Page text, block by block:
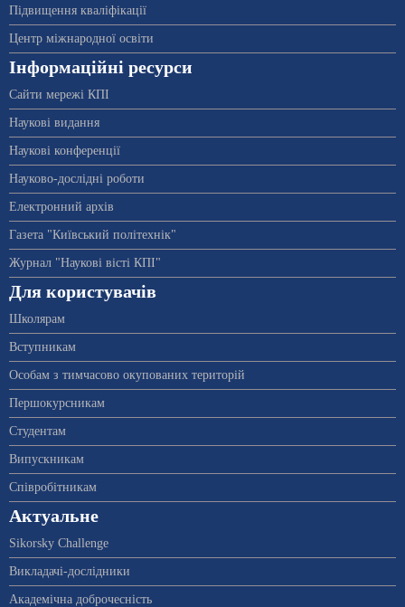
Підвищення кваліфікації
Центр міжнародної освіти
Інформаційні ресурси
Сайти мережі КПІ
Наукові видання
Наукові конференції
Науково-дослідні роботи
Електронний архів
Газета "Київський політехнік"
Журнал "Наукові вісті КПІ"
Для користувачів
Школярам
Вступникам
Особам з тимчасово окупованих територій
Першокурсникам
Студентам
Випускникам
Співробітникам
Актуальне
Sikorsky Challenge
Викладачі-дослідники
Академічна доброчесність